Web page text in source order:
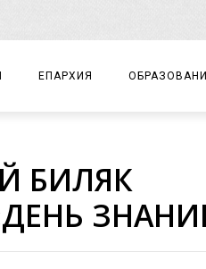
ЕПАРХИЯ
ЕПАРХИАЛЬНОЕ УПРАВЛЕНИЕ
ДОКУМЕНТЫ
ЕПАРХИАЛЬНЫЕ ОТДЕЛЫ
ЦЕНТР
ДЕТСКИЙ
БИЛЯК